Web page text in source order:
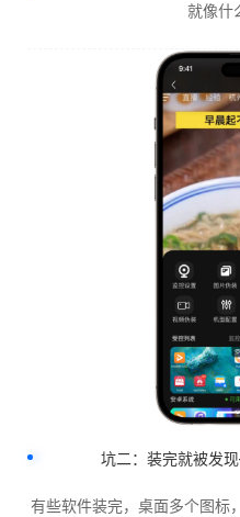
就像什
坑二：装完就被发
有些软件装完，桌面多个图标